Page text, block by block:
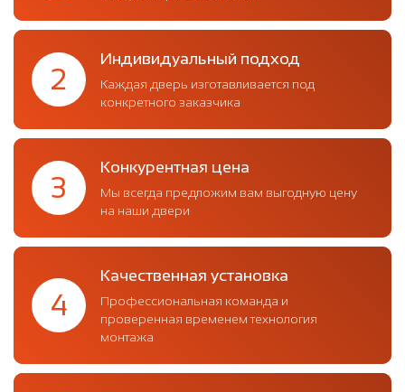
2
Индивидуальный подход
Каждая дверь изготавливается под
конкретного заказчика
3
Конкурентная цена
Мы всегда предложим вам выгодную цену
на наши двери
4
Качественная установка
Профессиональная команда и
проверенная временем технология
монтажа